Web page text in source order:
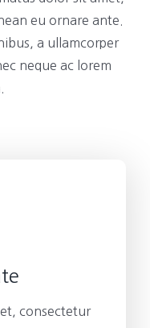
eu ornare ante.
a ullamcorper
neque ac lorem
consectetur